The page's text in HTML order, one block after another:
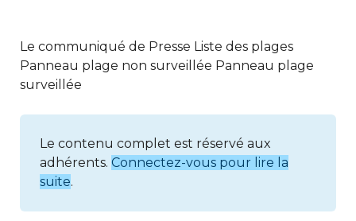
Le communiqué de Presse Liste des plages
Panneau plage non surveillée Panneau plage
surveillée
Le contenu complet est réservé aux
adhérents. Connectez-vous pour lire la
suite.